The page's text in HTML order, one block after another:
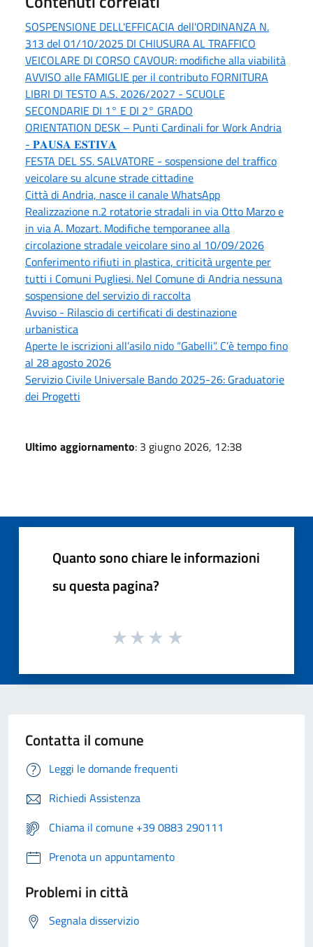
SOSPENSIONE DELL'EFFICACIA dell'ORDINANZA N.
313 del 01/10/2025 DI CHIUSURA AL TRAFFICO
VEICOLARE DI CORSO CAVOUR: modifiche alla viabilità
AVVISO alle FAMIGLIE per il contributo FORNITURA
LIBRI DI TESTO A.S. 2026/2027 - SCUOLE
SECONDARIE DI 1° E DI 2° GRADO
ORIENTATION DESK – Punti Cardinali for Work Andria
- 𝐏𝐀𝐔𝐒𝐀 𝐄𝐒𝐓𝐈𝐕𝐀
FESTA DEL SS. SALVATORE - sospensione del traffico
veicolare su alcune strade cittadine
Città di Andria, nasce il canale WhatsApp
Realizzazione n.2 rotatorie stradali in via Otto Marzo e
in via A. Mozart. Modifiche temporanee alla
circolazione stradale veicolare sino al 10/09/2026
Conferimento rifiuti in plastica, criticità urgente per
tutti i Comuni Pugliesi. Nel Comune di Andria nessuna
sospensione del servizio di raccolta
Avviso - Rilascio di certificati di destinazione
urbanistica
Aperte le iscrizioni all’asilo nido “Gabelli”. C’è tempo fino
al 28 agosto 2026
Servizio Civile Universale Bando 2025-26: Graduatorie
dei Progetti
Ultimo aggiornamento: 3 giugno 2026, 12:38
Quanto sono chiare le informazioni
su questa pagina?
Contatta il comune
Leggi le domande frequenti
Richiedi Assistenza
Chiama il comune +39 0883 290111
Prenota un appuntamento
Problemi in città
Segnala disservizio